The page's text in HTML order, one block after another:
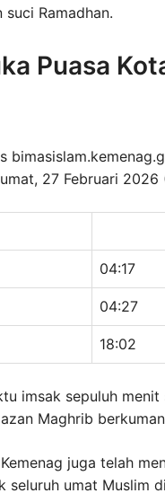
Ramadhan.
Puasa
27 Februari 2026
04:17
04:27
18:02
imsak sepuluh
Maghrib
juga telah
seluruh umat Muslim